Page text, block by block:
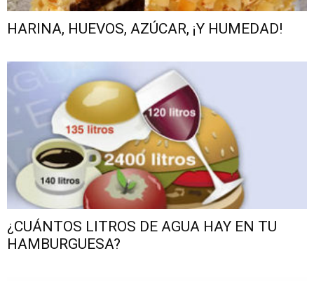
HARINA, HUEVOS, AZÚCAR, ¡Y HUMEDAD!
¿CUÁNTOS LITROS DE AGUA HAY EN TU
HAMBURGUESA?